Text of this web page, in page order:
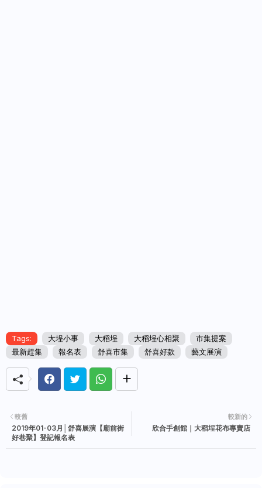
Tags: 大埕小事 大稻埕 大稻埕心相聚
市集提案
最新趕集
報名表 舒喜市集 舒喜好款 藝文展演
較新的
欣合手創館｜大稻埕花布專賣店
較舊
2019年01-03月│舒喜展演【廟前街
好巷聚】登記報名表